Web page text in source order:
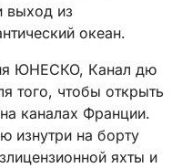
выход из
океан.
ЮНЕСКО, Канал дю
того, чтобы открыть
каналах Франции.
изнутри на борту
яхты и